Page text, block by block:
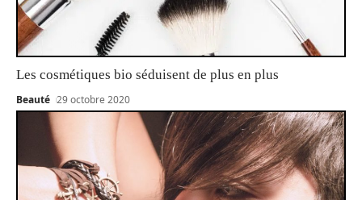
Les cosmétiques bio séduisent de plus en plus
Beauté 29 octobre 2020